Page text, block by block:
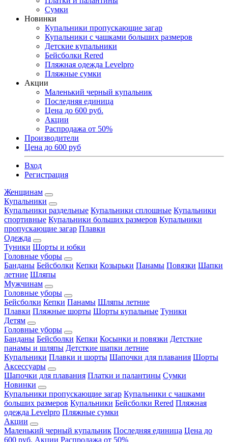
Сумки
Новинки
Купальники пропускающие загар
Купальники с чашками больших размеров
Детские купальники
Бейсболки Rered
Пляжная одежда Levelpro
Пляжные сумки
Акции
Маленький черный купальник
Последняя единица
Цена до 600 руб.
Акции
Распродажа от 50%
Производители
Цена до 600 руб
Вход
Регистрация
Женщинам
Купальники
Купальники раздельные Купальники сплошные Купальники
спортивные Купальники больших размеров Купальники
пропускающие загар Плавки
Одежда
Туники Шорты и юбки
Головные уборы
Банданы Бейсболки Кепки Козырьки Панамы Повязки Шапки
летние Шляпы
Мужчинам
Головные уборы
Бейсболки Кепки Панамы Шляпы летние
Плавки Пляжные шорты Шорты купальные Туники
Детям
Головные уборы
Банданы Бейсболки Кепки Косынки и повязки Детсткие
панамы и шляпы Детсткие шапки летние
Купальники Плавки и шорты Шапочки для плавания Шорты
Аксессуары
Шапочки для плавания Платки и палантины Сумки
Новинки
Купальники пропускающие загар Купальники с чашками
больших размеров Купальники Бейсболки Rered Пляжная
одежда Levelpro Пляжные сумки
Акции
Маленький черный купальник Последняя единица Цена до
600 руб. Акции Распродажа от 50%